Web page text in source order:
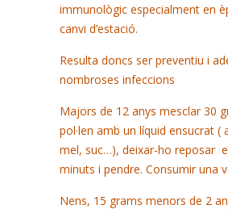
immunològic especialment en
canvi d’estació.
Resulta doncs ser preventiu i
nombroses infeccions
Majors de 12 anys mesclar 30
pol·len amb un líquid ensucrat (
mel, suc…), deixar-ho reposar
minuts i pendre. Consumir una
Nens, 15 grams menors de 2